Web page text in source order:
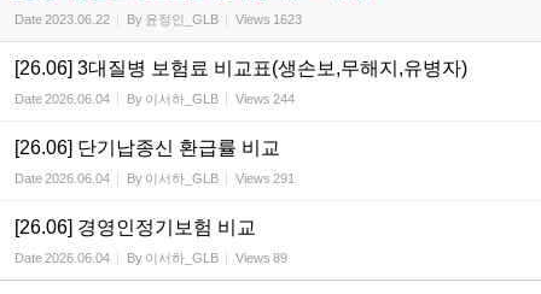
Date2023.06.22 By 윤정인_GLB Views 1623
[26.06] 3대질병 보험료 비교표(생손보,무해지,유병자)
Date2026.06.04 By 이서하_GLB Views 244
[26.06] 단기납종신 환급률 비교
Date2026.06.04 By 이서하_GLB Views 291
[26.06] 경영인정기보험 비교
Date2026.06.04 By 이서하_GLB Views 89